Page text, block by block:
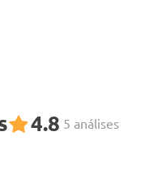
4.8 5 análises